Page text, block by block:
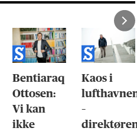
Bentiaraq
Ottosen:
Vi kan
ikke
Kaos i
–